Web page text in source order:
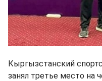
Кыргызстанский
занял третье место на